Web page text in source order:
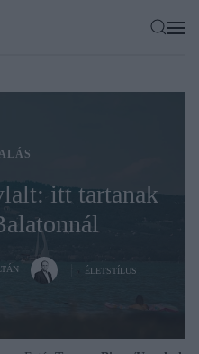
itt tartanak
ÉLETSTÍLUS